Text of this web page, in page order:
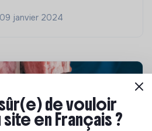
09 janvier 2024
de vouloir
en Français ?